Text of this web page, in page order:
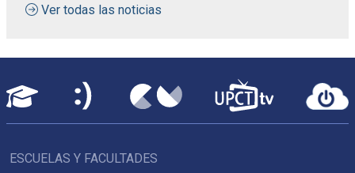
Ver todas las noticias
ESCUELAS Y FACULTADES